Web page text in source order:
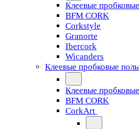
Клеевые
BFM CORK
Corkstyle
Granorte
Ibercork
Wicanders
Клеевые пробковые
Клеевые
BFM CORK
CorkArt